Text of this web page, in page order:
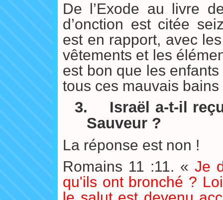
De l’Exode au livre
d’onction est citée
est en rapport, avec
vêtements et les
est bon que les
tous ces mauvais bains
3.
Israël a-t-il
Sauveur ?
La réponse est non !
Romains 11 :11. « Je
qu'ils ont bronché ?